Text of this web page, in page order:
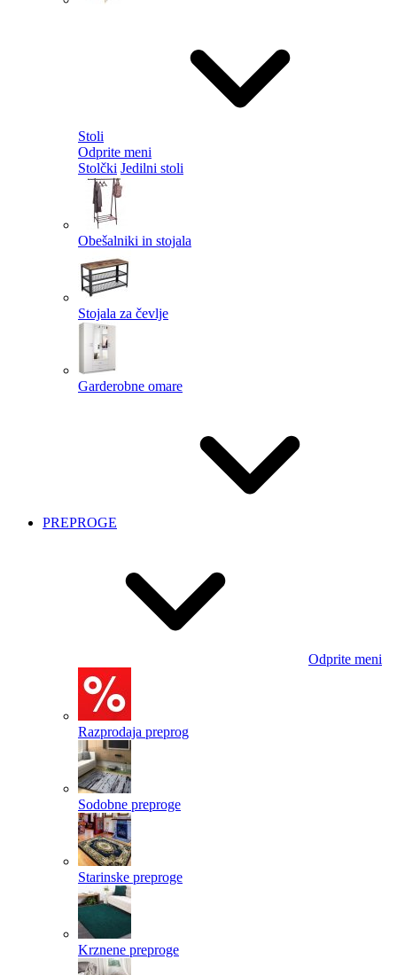
Stoli
Odprite meni
Stolčki Jedilni stoli
Obešalniki in stojala
Stojala za čevlje
Garderobne omare
PREPROGE
Odprite meni
Razprodaja preprog
Sodobne preproge
Starinske preproge
Krznene preproge